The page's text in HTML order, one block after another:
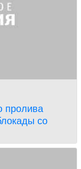
пролива
со